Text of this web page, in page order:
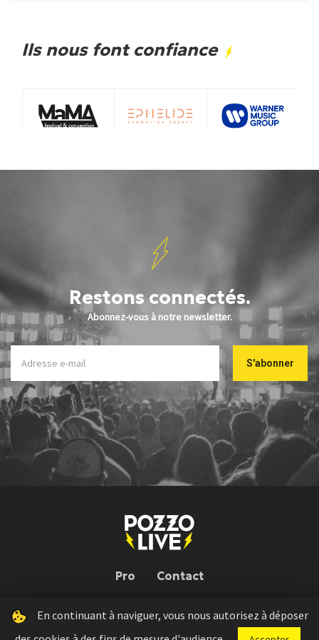
Ils nous font confiance
Restons connectés.
Abonnez-vous à notre newsletter.
Pro Contact
Pozzo Live © 2026 | Conception : Pozzo Team, avec l'aide deBloop
En continuant à naviguer, vous nous autorisez à déposer